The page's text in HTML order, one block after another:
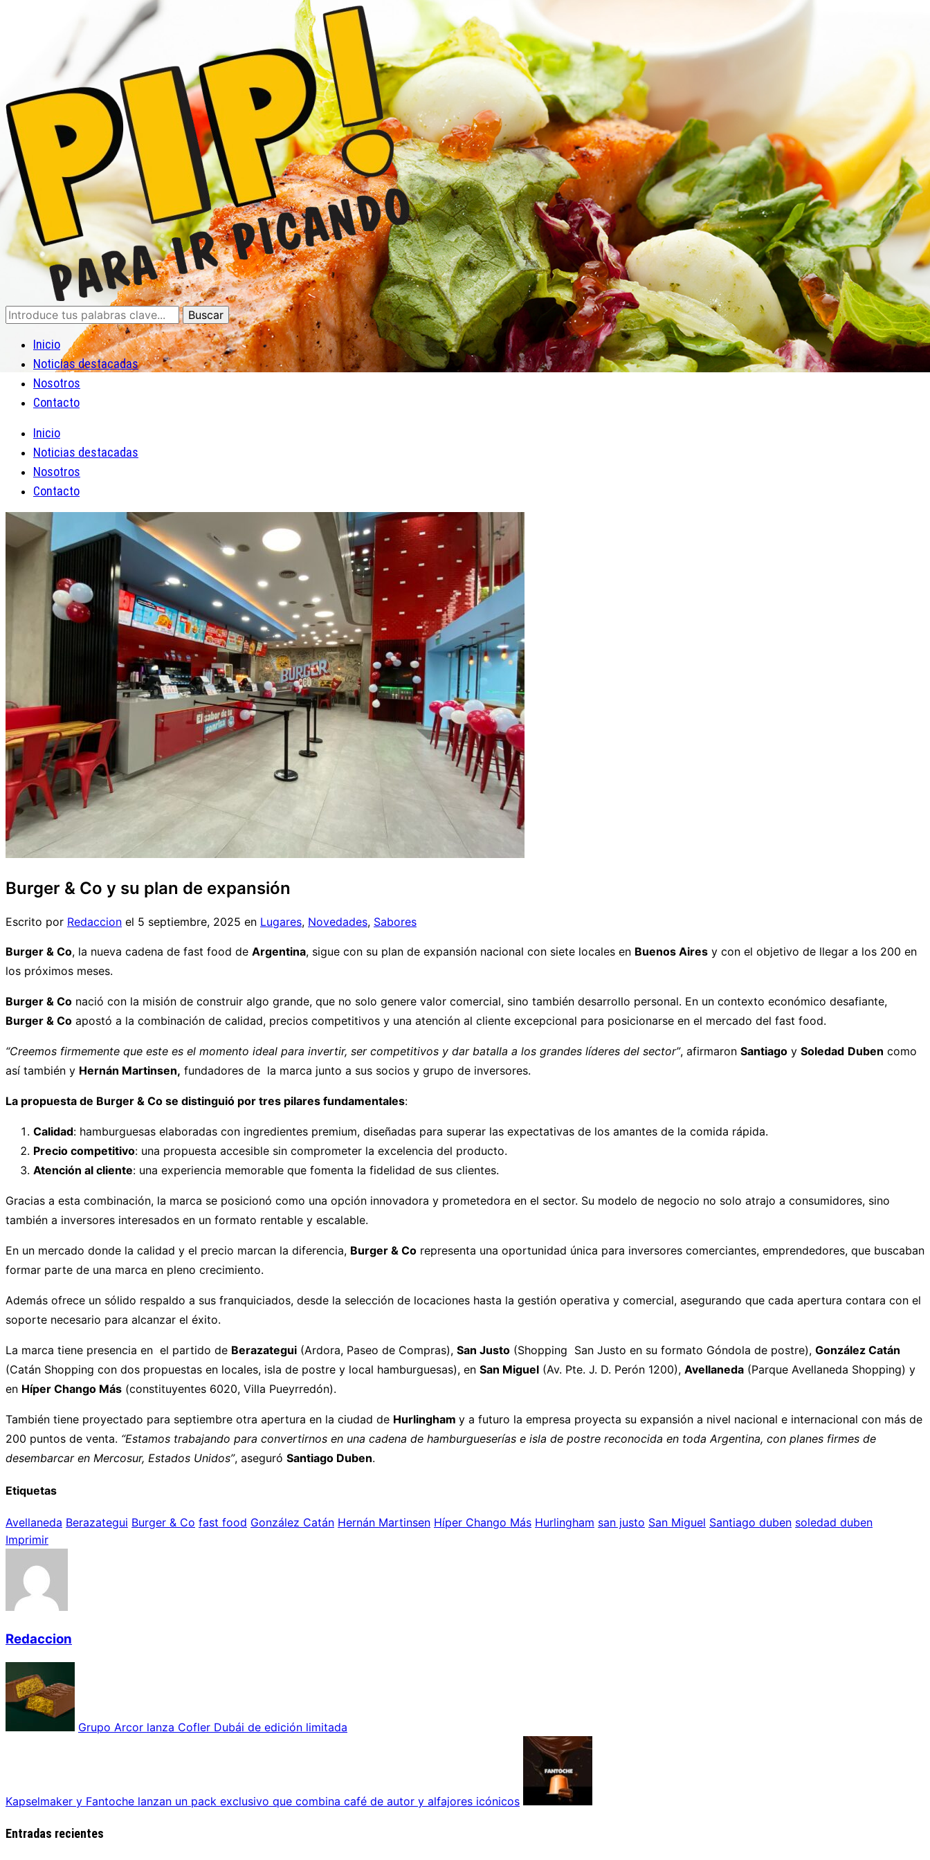
Inicio
Noticias destacadas
Nosotros
Contacto
Inicio
Noticias destacadas
Nosotros
Contacto
Burger & Co y su plan de expansión
Escrito por Redaccion el 5 septiembre, 2025 en Lugares, Novedades, Sabores
Burger & Co, la nueva cadena de fast food de Argentina, sigue con su plan de expansión nacional con siete locales en Buenos Aires y con el objetivo de llegar a los 200 en
los próximos meses.
Burger & Co nació con la misión de construir algo grande, que no solo genere valor comercial, sino también desarrollo personal. En un contexto económico desafiante,
Burger & Co apostó a la combinación de calidad, precios competitivos y una atención al cliente excepcional para posicionarse en el mercado del fast food.
“Creemos firmemente que este es el momento ideal para invertir, ser competitivos y dar batalla a los grandes líderes del sector”, afirmaron Santiago y Soledad Duben como
así también y Hernán Martinsen, fundadores de la marca junto a sus socios y grupo de inversores.
La propuesta de Burger & Co se distinguió por tres pilares fundamentales:
Calidad: hamburguesas elaboradas con ingredientes premium, diseñadas para superar las expectativas de los amantes de la comida rápida.
Precio competitivo: una propuesta accesible sin comprometer la excelencia del producto.
Atención al cliente: una experiencia memorable que fomenta la fidelidad de sus clientes.
Gracias a esta combinación, la marca se posicionó como una opción innovadora y prometedora en el sector. Su modelo de negocio no solo atrajo a consumidores, sino
también a inversores interesados en un formato rentable y escalable.
En un mercado donde la calidad y el precio marcan la diferencia, Burger & Co representa una oportunidad única para inversores comerciantes, emprendedores, que buscaban
formar parte de una marca en pleno crecimiento.
Además ofrece un sólido respaldo a sus franquiciados, desde la selección de locaciones hasta la gestión operativa y comercial, asegurando que cada apertura contara con el
soporte necesario para alcanzar el éxito.
La marca tiene presencia en el partido de Berazategui (Ardora, Paseo de Compras), San Justo (Shopping San Justo en su formato Góndola de postre), González Catán
(Catán Shopping con dos propuestas en locales, isla de postre y local hamburguesas), en San Miguel (Av. Pte. J. D. Perón 1200), Avellaneda (Parque Avellaneda Shopping) y
en Híper Chango Más (constituyentes 6020, Villa Pueyrredón).
También tiene proyectado para septiembre otra apertura en la ciudad de Hurlingham y a futuro la empresa proyecta su expansión a nivel nacional e internacional con más de
200 puntos de venta. “Estamos trabajando para convertirnos en una cadena de hamburgueserías e isla de postre reconocida en toda Argentina, con planes firmes de
desembarcar en Mercosur, Estados Unidos”, aseguró Santiago Duben.
Etiquetas
Avellaneda Berazategui Burger & Co fast food González Catán Hernán Martinsen Híper Chango Más Hurlingham san justo San Miguel Santiago duben soledad duben
Imprimir
Redaccion
Grupo Arcor lanza Cofler Dubái de edición limitada
Kapselmaker y Fantoche lanzan un pack exclusivo que combina café de autor y alfajores icónicos
Entradas recientes